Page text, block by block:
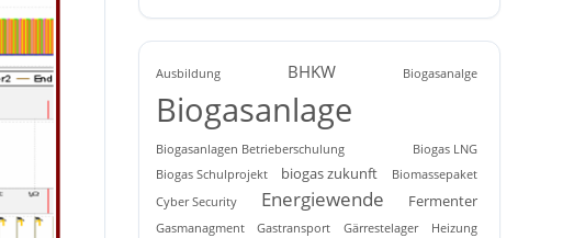
Ausbildung BHKW Biogasanalge
Biogasanlage
Biogasanlagen Betrieberschulung
Biogas LNG
Biogas Schulprojekt
biogas zukunft
Biomassepaket
Cyber Security
Energiewende Fermenter
Gasmanagment Gastransport Gärrestelager
Heizung